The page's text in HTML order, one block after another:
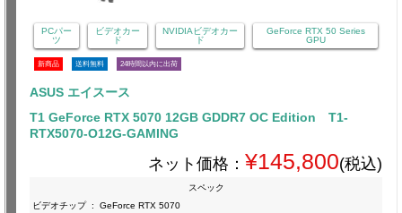
PCパー
ツ
ビデオカー
ド
NVIDIAビデオカー
ド
GeForce RTX 50 Series
GPU
新商品 送料無料 24時間以内に出荷
ASUS エイスース
T1 GeForce RTX 5070 12GB GDDR7 OC Edition T1-
RTX5070-O12G-GAMING
ネット価格： ¥145,800(税込)
スペック
ビデオチップ :
GeForce RTX 5070